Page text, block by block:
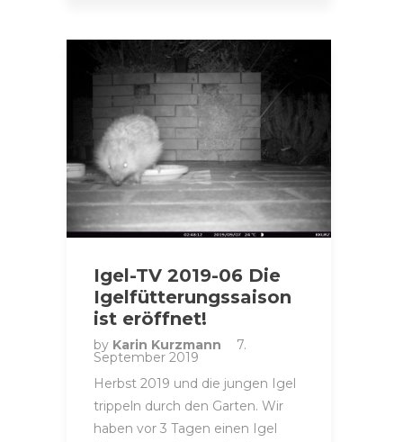
Igel-TV 2019-06 Die
Igelfütterungssaison
ist eröffnet!
by Karin Kurzmann 7.
September 2019
Herbst 2019 und die jungen Igel
trippeln durch den Garten. Wir
haben vor 3 Tagen einen Igel